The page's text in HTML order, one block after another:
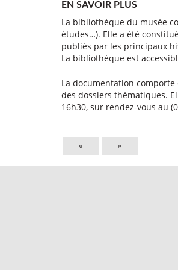
EN SAVOIR PLUS
La bibliothèque du musée
études…). Elle a été
publiés par les principaux
La bibliothèque est
La documentation
des dossiers thématiques.
16h30, sur rendez-vous au
« »